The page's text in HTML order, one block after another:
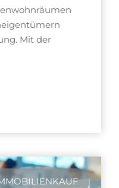
Mit der